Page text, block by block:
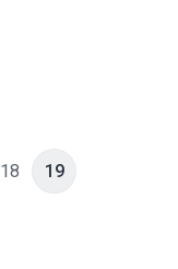
18 19